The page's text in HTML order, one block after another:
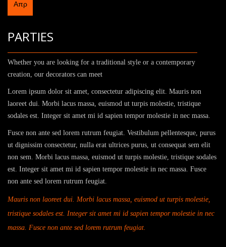
Απρ
PARTIES
Whether you are looking for a traditional style or a contemporary
creation, our decorators can meet
Lorem ipsum dolor sit amet, consectetur adipiscing elit. Mauris non
laoreet dui. Morbi lacus massa, euismod ut turpis molestie, tristique
sodales est. Integer sit amet mi id sapien tempor molestie in nec massa.
Fusce non ante sed lorem rutrum feugiat. Vestibulum pellentesque, purus
ut dignissim consectetur, nulla erat ultrices purus, ut consequat sem elit
non sem. Morbi lacus massa, euismod ut turpis molestie, tristique sodales
est. Integer sit amet mi id sapien tempor molestie in nec massa. Fusce
non ante sed lorem rutrum feugiat.
Mauris non laoreet dui. Morbi lacus massa, euismod ut turpis molestie,
tristique sodales est. Integer sit amet mi id sapien tempor molestie in nec
massa. Fusce non ante sed lorem rutrum feugiat.